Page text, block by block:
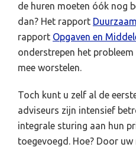
de huren moeten óók nog
dan? Het rapport
rapport Opgaven en
onderstrepen het
mee worstelen.
Toch kunt u zelf al de
adviseurs zijn intensief
integrale sturing aan hun
toegevoegd. Hoe? Door